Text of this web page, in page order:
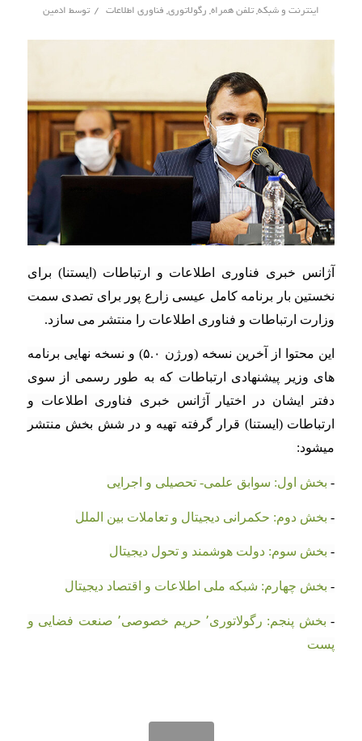
اینترنت و شبکه,تلفن همراه, رگولاتوری, فناوری اطلاعات / توسط ادمین
آژانس خبری فناوری اطلاعات و ارتباطات (ایستنا)‌ برای
نخستین بار برنامه کامل عیسی زارع پور برای تصدی سمت
وزارت ارتباطات و فناوری اطلاعات را منتشر می سازد.
این محتوا از آخرین نسخه (ورژن ۵.۰) و نسخه نهایی برنامه
های وزیر پیشنهادی ارتباطات که به طور رسمی از سوی
دفتر ایشان در اختیار آژانس خبری فناوری اطلاعات و
ارتباطات (ایستنا) قرار گرفته تهیه و در شش بخش منتشر
میشود:
- بخش اول: سوابق علمی- تحصیلی و اجرایی
- بخش دوم:‌ حکمرانی دیجیتال و تعاملات بین الملل
- بخش سوم:‌ دولت هوشمند و تحول دیجیتال
- بخش چهارم: شبکه ملی اطلاعات و اقتصاد دیجیتال
-
بخش پنجم: رگولاتوری٬ حریم خصوصی٬ صنعت فضایی و
پست